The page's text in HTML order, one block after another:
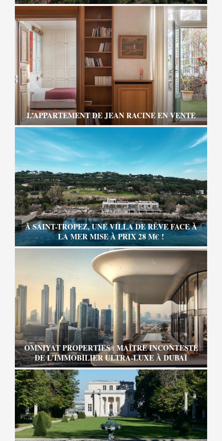
L’APPARTEMENT DE JEAN RACINE EN VENTE
À SAINT-TROPEZ, UNE VILLA DE RÊVE FACE À
LA MER MISE À PRIX 28 M€ !
OMNIYAT PROPERTIES : MAÎTRE INCONTESTÉ
DE L’IMMOBILIER ULTRA-LUXE À DUBAÏ